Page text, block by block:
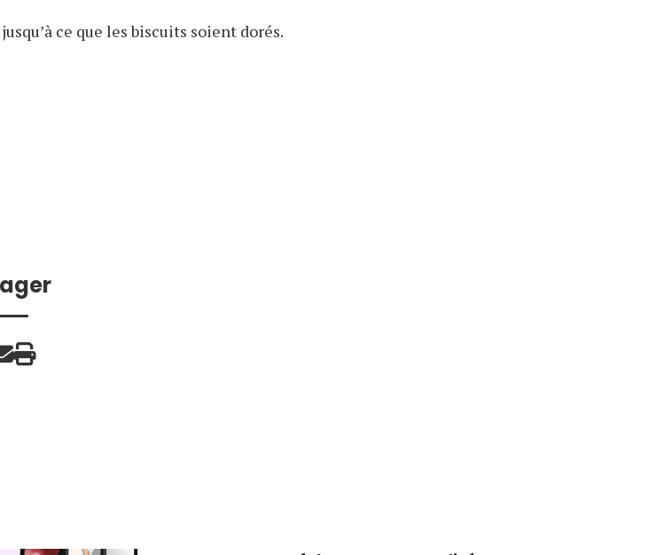
ce que les biscuits soient dorés.